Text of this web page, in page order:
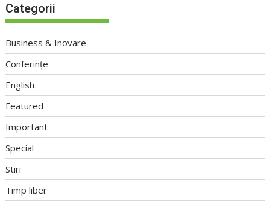
Categorii
Business & Inovare
Conferințe
English
Featured
Important
Special
Stiri
Timp liber